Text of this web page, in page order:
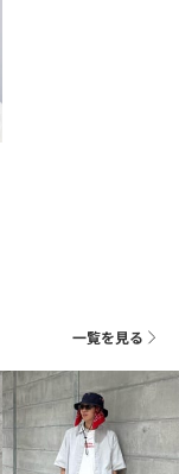
一覧を見る